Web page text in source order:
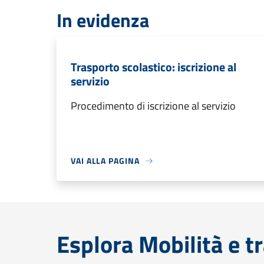
In evidenza
Trasporto scolastico: iscrizione al
servizio
Procedimento di iscrizione al servizio
VAI ALLA PAGINA
Esplora Mobilità e